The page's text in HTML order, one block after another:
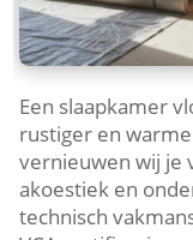
Een slaapkamer
rustiger en
vernieuwen wij je
akoestiek en
technisch